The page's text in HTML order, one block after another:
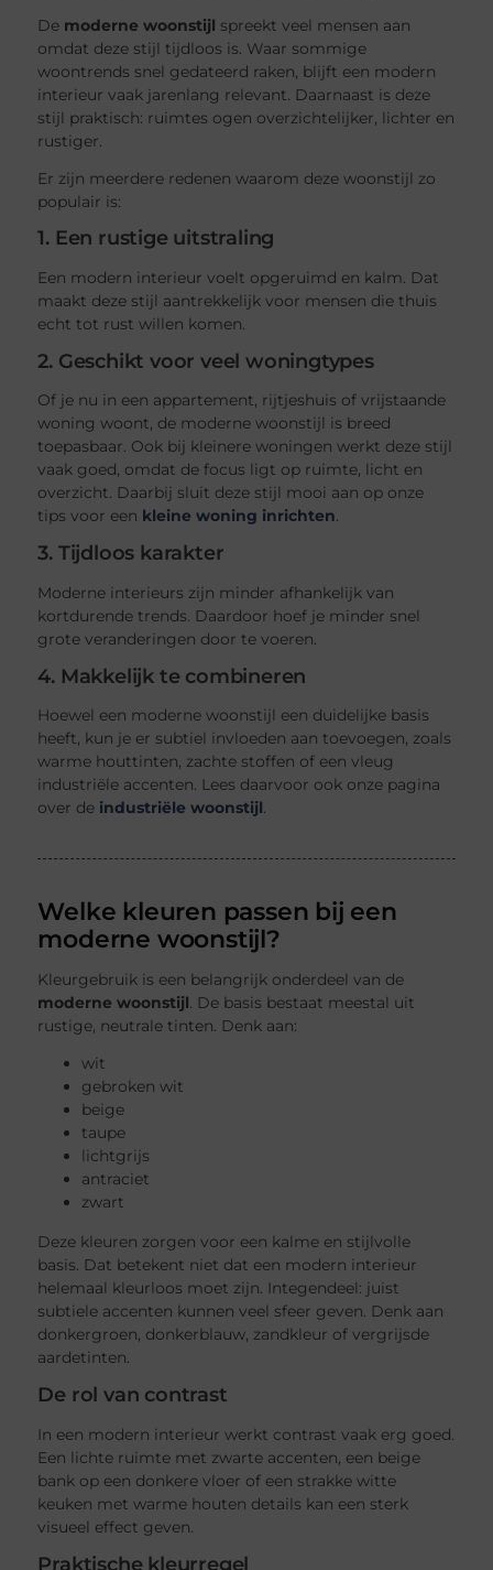
De moderne woonstijl spreekt veel mensen aan
omdat deze stijl tijdloos is. Waar sommige
woontrends snel gedateerd raken, blijft een modern
interieur vaak jarenlang relevant. Daarnaast is deze
stijl praktisch: ruimtes ogen overzichtelijker, lichter en
rustiger.
Er zijn meerdere redenen waarom deze woonstijl zo
populair is:
1. Een rustige uitstraling
Een modern interieur voelt opgeruimd en kalm. Dat
maakt deze stijl aantrekkelijk voor mensen die thuis
echt tot rust willen komen.
2. Geschikt voor veel woningtypes
Of je nu in een appartement, rijtjeshuis of vrijstaande
woning woont, de moderne woonstijl is breed
toepasbaar. Ook bij kleinere woningen werkt deze stijl
vaak goed, omdat de focus ligt op ruimte, licht en
overzicht. Daarbij sluit deze stijl mooi aan op onze
tips voor een kleine woning inrichten.
3. Tijdloos karakter
Moderne interieurs zijn minder afhankelijk van
kortdurende trends. Daardoor hoef je minder snel
grote veranderingen door te voeren.
4. Makkelijk te combineren
Hoewel een moderne woonstijl een duidelijke basis
heeft, kun je er subtiel invloeden aan toevoegen, zoals
warme houttinten, zachte stoffen of een vleug
industriële accenten. Lees daarvoor ook onze pagina
over de industriële woonstijl.
Welke kleuren passen bij een
moderne woonstijl?
Kleurgebruik is een belangrijk onderdeel van de
moderne woonstijl. De basis bestaat meestal uit
rustige, neutrale tinten. Denk aan:
wit
gebroken wit
beige
taupe
lichtgrijs
antraciet
zwart
Deze kleuren zorgen voor een kalme en stijlvolle
basis. Dat betekent niet dat een modern interieur
helemaal kleurloos moet zijn. Integendeel: juist
subtiele accenten kunnen veel sfeer geven. Denk aan
donkergroen, donkerblauw, zandkleur of vergrijsde
aardetinten.
De rol van contrast
In een modern interieur werkt contrast vaak erg goed.
Een lichte ruimte met zwarte accenten, een beige
bank op een donkere vloer of een strakke witte
keuken met warme houten details kan een sterk
visueel effect geven.
Praktische kleurregel